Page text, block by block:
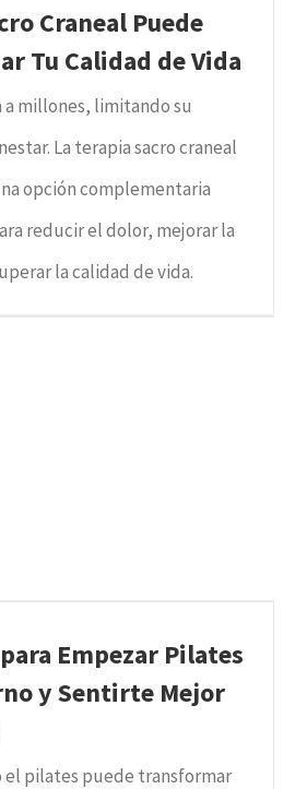
Craneal Puede
Tu Calidad de Vida
a millones, limitando su
La terapia sacro craneal
opción complementaria
reducir el dolor, mejorar la
la calidad de vida.
Empezar Pilates
y Sentirte Mejor
el pilates puede transformar